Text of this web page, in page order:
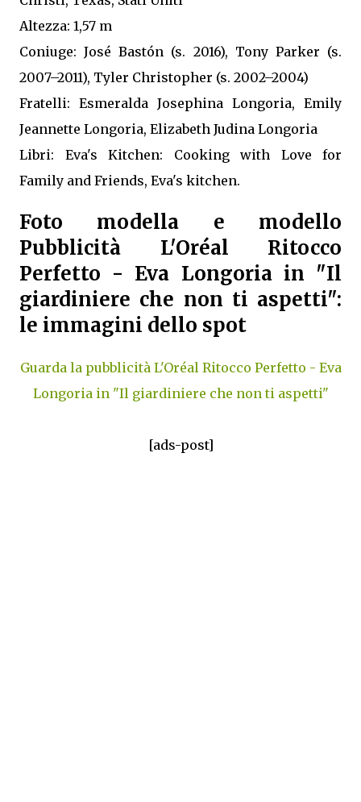
Altezza: 1,57 m
Coniuge: José Bastón (s. 2016), Tony Parker (s.
2007–2011), Tyler Christopher (s. 2002–2004)
Fratelli: Esmeralda Josephina Longoria, Emily
Jeannette Longoria, Elizabeth Judina Longoria
Libri: Eva's Kitchen: Cooking with Love for
Family and Friends, Eva's kitchen.
Foto modella e modello
Pubblicità L'Oréal Ritocco
Perfetto - Eva Longoria in "Il
giardiniere che non ti aspetti":
le immagini dello spot
Guarda la pubblicità L'Oréal Ritocco Perfetto - Eva
Longoria in "Il giardiniere che non ti aspetti"
[ads-post]